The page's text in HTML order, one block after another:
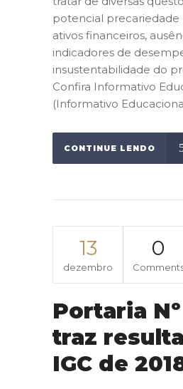
potencial
ativos financeiros,
indicadores de
insustentabilidade do
Confira Informativo
(Informativo
CONTINUE LENDO
13
dezembro
0
Portaria Nº
traz
IGC de